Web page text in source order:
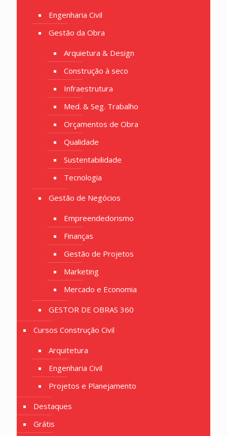
Engenharia Civil
Gestão da Obra
Arquietura & Design
Construção à seco
Infraestrutura
Med. & Seg. Trabalho
Orçamentos de Obra
Qualidade
Sustentabilidade
Tecnologia
Gestão de Negócios
Empreendedorismo
Finanças
Gestão de Projetos
Marketing
Mercado e Economia
GESTOR DE OBRAS 360
Cursos Construção Civil
Arquitetura
Engenharia Civil
Projetos e Planejamento
Destaques
Grátis